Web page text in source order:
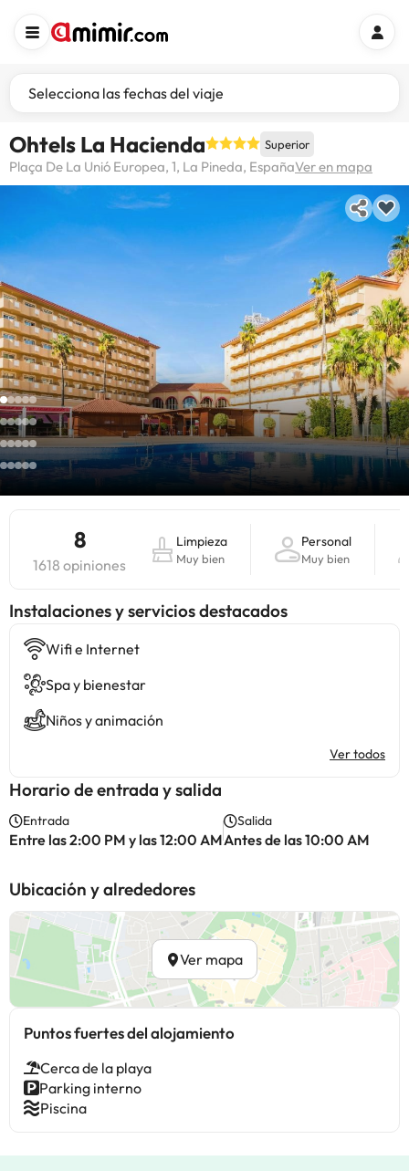
Selecciona las fechas del viaje
Ohtels La Hacienda Superior
Plaça De La Unió Europea, 1, La Pineda, EspañaVer en mapa
8
1618 opiniones
Limpieza
Muy bien
Personal
Muy bien
Instalaciones y servicios destacados
Wifi e Internet
Spa y bienestar
Niños y animación
Ver todos
Horario de entrada y salida
Entrada
Entre las 2:00 PM y las 12:00 AM
Salida
Antes de las 10:00 AM
Ubicación y alrededores
Ver mapa
Puntos fuertes del alojamiento
Cerca de la playa
Parking interno
Piscina